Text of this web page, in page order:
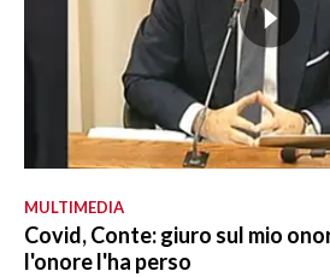
MULTIMEDIA
Covid, Conte: giuro sul mio
l'onore l'ha perso